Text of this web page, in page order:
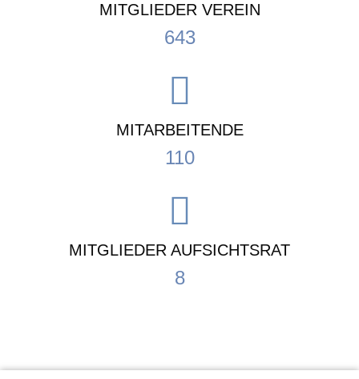
MITGLIEDER VEREIN
643
MITARBEITENDE
110
MITGLIEDER AUFSICHTSRAT
8